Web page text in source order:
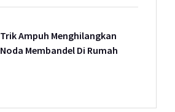
Trik Ampuh Menghilangkan
Noda Membandel Di Rumah